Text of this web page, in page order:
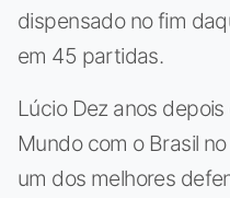
dispensado no fim
em 45 partidas.
Lúcio Dez anos
Mundo com o Brasil
um dos melhores